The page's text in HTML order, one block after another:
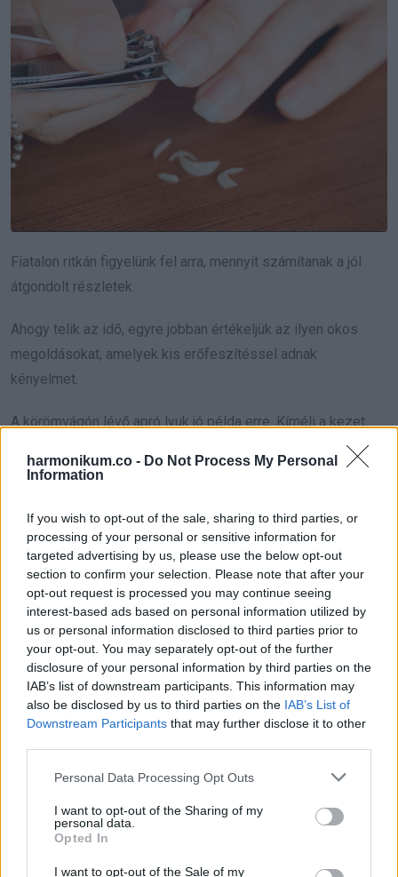
harmonikum.co - Do Not Process My Personal
Information
If you wish to opt-out of the sale, sharing to third parties, or
processing of your personal or sensitive information for
targeted advertising by us, please use the below opt-out
section to confirm your selection. Please note that after your
opt-out request is processed you may continue seeing
interest-based ads based on personal information utilized by
us or personal information disclosed to third parties prior to
your opt-out. You may separately opt-out of the further
disclosure of your personal information by third parties on the
IAB’s list of downstream participants. This information may
also be disclosed by us to third parties on the IAB’s List of
Downstream Participants that may further disclose it to other
Please note that this website/app uses one or more Google
not limited to your visit or usage behaviour. You may click to
grant or deny consent to Google and its third-party tags to
use your data for below specified purposes in below Google
consent section.
Personal Data Processing Opt Outs
I want to opt-out of the Sharing of my
personal data.
Opted In
I want to opt-out of the Sale of my
Fiatalon ritkán figyelünk fel arra, mennyit számítanak a jól
átgondolt részletek.
Ahogy telik az idő, egyre jobban értékeljük az ilyen okos
megoldásokat, amelyek kis erőfeszítéssel adnak
kényelmet.
A körömvágón lévő apró lyuk jó példa erre. Kíméli a kezet,
csökkenti az erőigényt, és biztonságosabbá teszi a rutint.
egy pillanatot arra, hogy észrevedd ezt a kis nyílást.
Nem véletlenül van ott, ez egy apró mérnöki megoldás, ami